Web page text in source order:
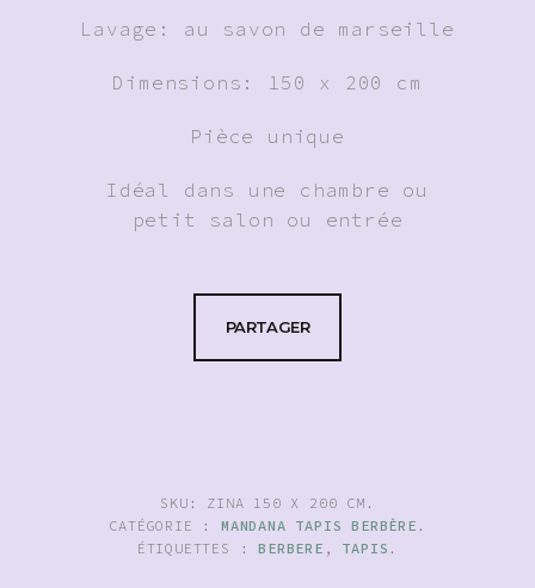
Lavage: au savon de marseille
Dimensions: 150 x 200 cm
Pièce unique
Idéal dans une chambre ou
petit salon ou entrée
PARTAGER
SKU: ZINA 150 X 200 CM .
CATÉGORIE : MANDANA TAPIS BERBÈRE .
ÉTIQUETTES :BERBERE , TAPIS .